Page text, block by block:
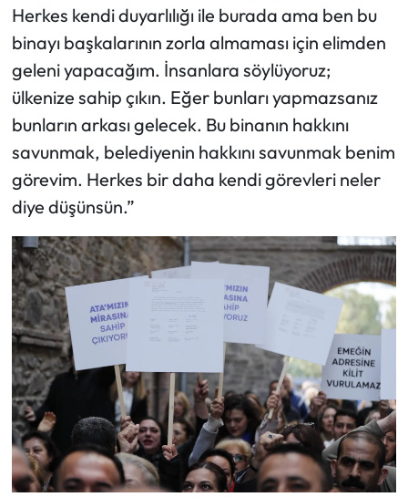
Herkes kendi duyarlılığı ile burada ama ben bu
binayı başkalarının zorla almaması için elimden
geleni yapacağım. İnsanlara söylüyoruz;
ülkenize sahip çıkın. Eğer bunları yapmazsanız
bunların arkası gelecek. Bu binanın hakkını
savunmak, belediyenin hakkını savunmak benim
görevim. Herkes bir daha kendi görevleri neler
diye düşünsün.”